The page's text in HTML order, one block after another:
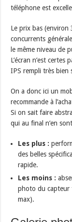
téléphone est
Le prix bas (environ
concurrents
le même niveau de
L’écran n’est
IPS rempli très bien
On a donc ici un
recommande à
Si on sait faire
qui au final n’en
Les plus :
des belles
rapide.
Les moins :
photo du capteur
max).